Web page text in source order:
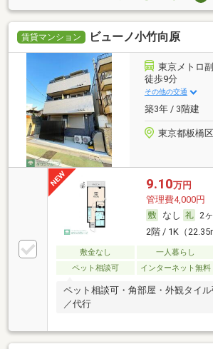
賃貸マンション ビューノ小竹向原
東京メトロ
徒歩9分
その他の交通
築3年 / 3階建
東京都板橋
9.10万円
管理費4,000円
なし
2
2階 / 1K（
敷金なし 一人暮らし
ペット相談可
インターネット無料
ペット相談可・角部屋・外観タイ
／代行